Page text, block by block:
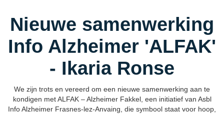
Nieuwe samenwerking
Info Alzheimer 'ALFAK'
- Ikaria Ronse
We zijn trots en vereerd om een nieuwe samenwerking aan te
kondigen met ALFAK – Alzheimer Fakkel, een initiatief van Asbl
Info Alzheimer Frasnes-lez-Anvaing, die symbool staat voor hoop,